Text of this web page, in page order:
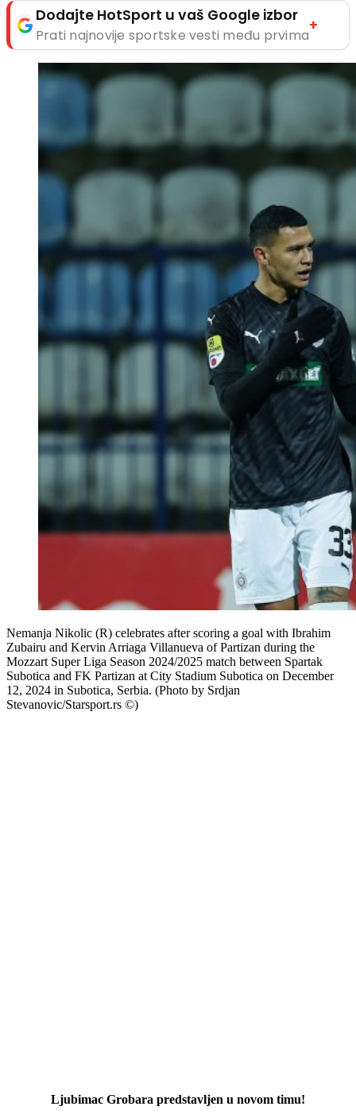
Dodajte HotSport u vaš Google izbor
Prati najnovije sportske vesti među prvima
+
Nemanja Nikolic (R) celebrates after scoring a goal with Ibrahim
Zubairu and Kervin Arriaga Villanueva of Partizan during the
Mozzart Super Liga Season 2024/2025 match between Spartak
Subotica and FK Partizan at City Stadium Subotica on December
12, 2024 in Subotica, Serbia. (Photo by Srdjan
Stevanovic/Starsport.rs ©)
Ljubimac Grobara predstavljen u novom timu!